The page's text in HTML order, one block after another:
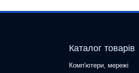
Каталог товарів
Комп'ютери, мережі